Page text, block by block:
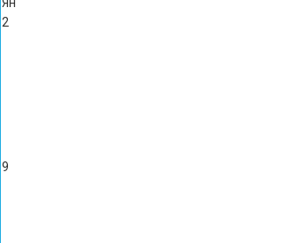
2
9